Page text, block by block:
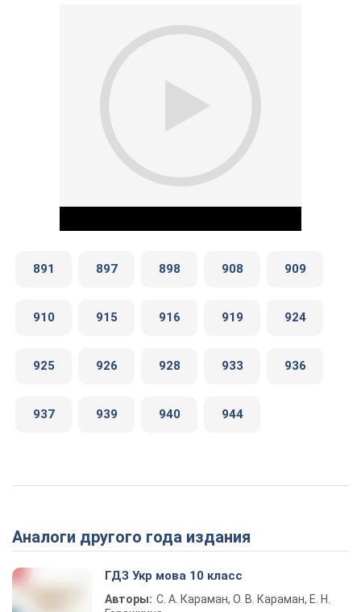
Play Video
891 897 898 908 909
910 915 916 919 924
925 926 928 933 936
937 939 940 944
Аналоги другого года издания
ГДЗ Укр мова 10 класс
Авторы: С. А. Караман, О. В. Караман, Е. Н.